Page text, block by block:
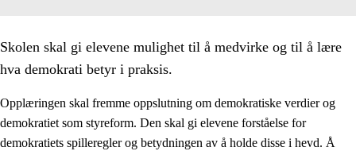
Skolen skal gi elevene mulighet til å medvirke og til å lære
hva demokrati betyr i praksis.
Opplæringen skal fremme oppslutning om demokratiske verdier og
demokratiet som styreform. Den skal gi elevene forståelse for
demokratiets spilleregler og betydningen av å holde disse i hevd. Å